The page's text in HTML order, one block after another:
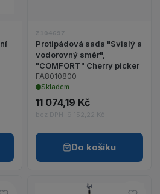
Z104697
Protipádová sada "Svislý a
vodorovný směr",
"COMFORT" Cherry picker
FA8010800
Skladem
11 074,19 Kč
bez DPH: 9 152,22 Kč
Do košíku